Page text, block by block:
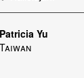
Patricia Yu
Taiwan